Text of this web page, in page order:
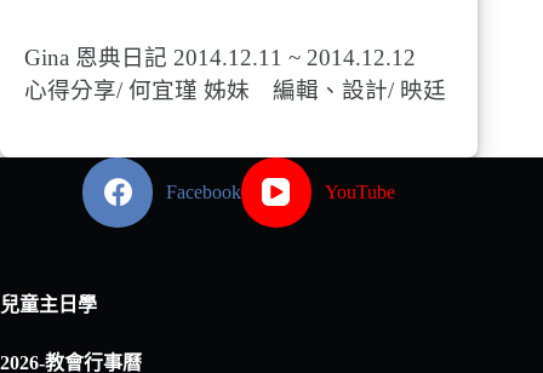
Gina 恩典日記 2014.12.11 ~ 2014.12.12
心得分享/ 何宜瑾 姊妹 編輯、設計/ 映廷
Facebook YouTube
兒童主日學
2026-教會行事曆